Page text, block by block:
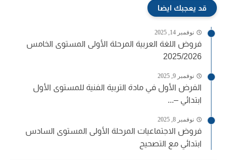
قد يعجبك ايضا
نوفمبر 14, 2025
فروض اللغة العربية المرحلة الأولى المستوى الخامس
2025/2026
نوفمبر 9, 2025
الفرض الأول في مادة التربية الفنية للمستوى الأول
ابتدائي –...
نوفمبر 8, 2025
فروض الاجتماعيات المرحلة الأولى المستوى السادس
ابتدائي مع التصحيح